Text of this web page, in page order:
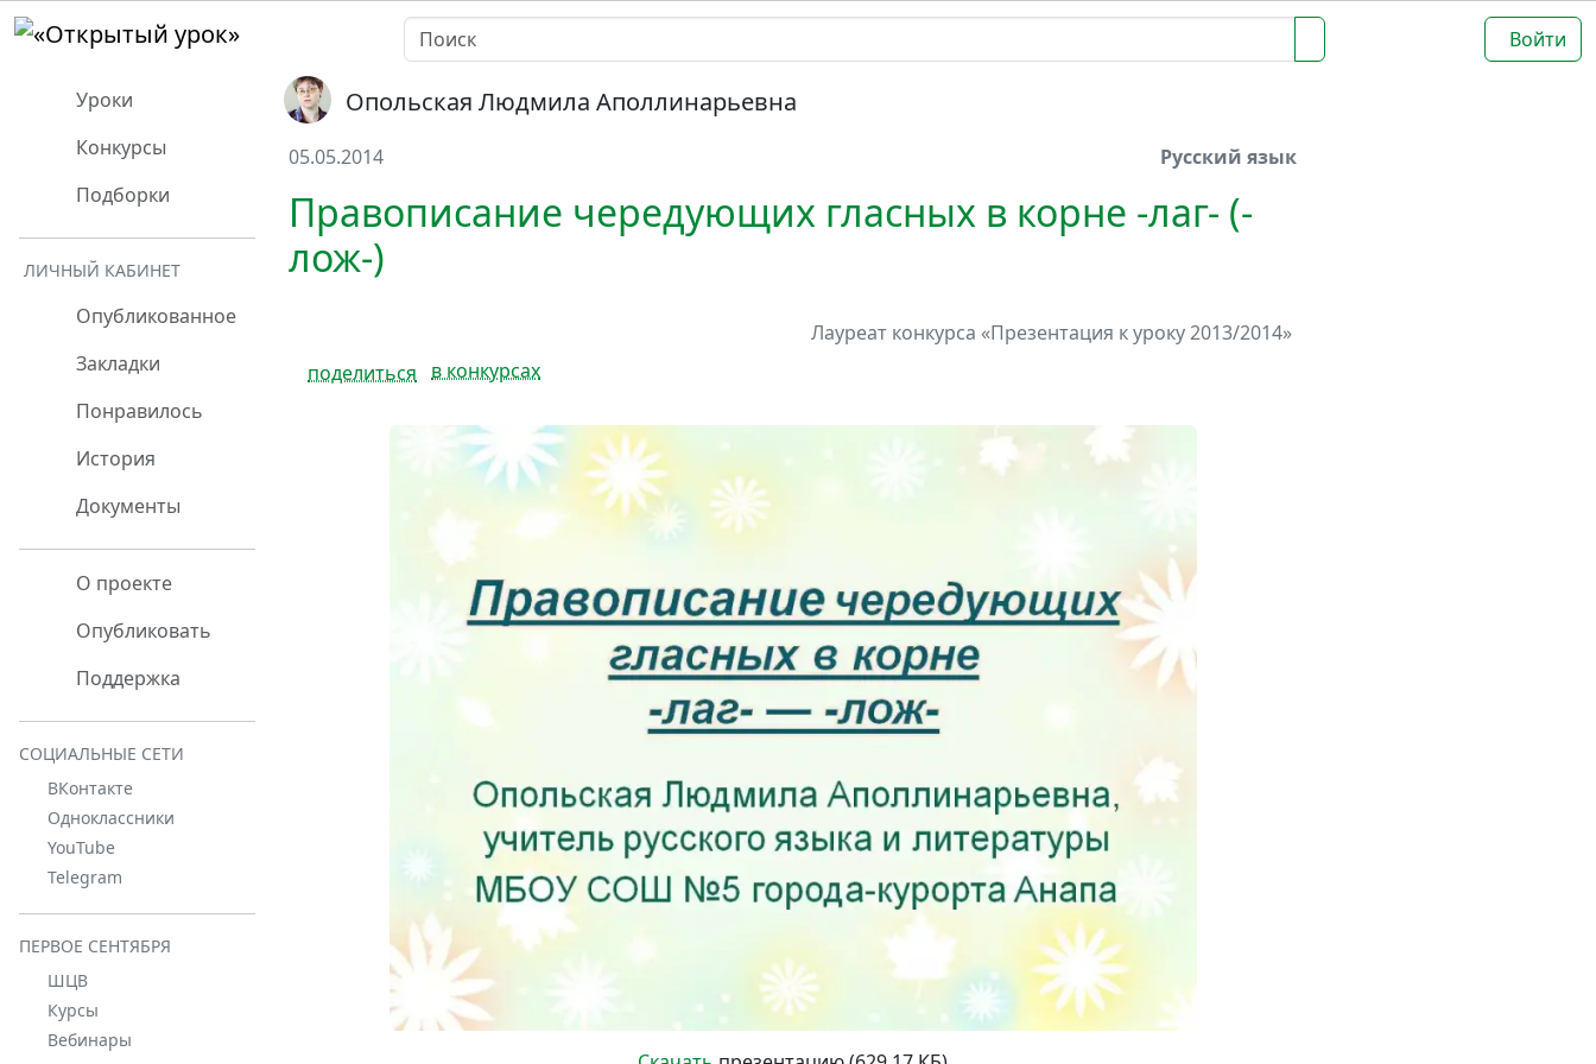
Войти
Уроки
Конкурсы
Подборки
ЛИЧНЫЙ КАБИНЕТ
Опубликованное
Закладки
Понравилось
История
Документы
О проекте
Опубликовать
Поддержка
СОЦИАЛЬНЫЕ СЕТИ
ВКонтакте
Одноклассники
YouTube
Telegram
ПЕРВОЕ СЕНТЯБРЯ
ШЦВ
Курсы
Вебинары
Опольская Людмила Аполлинарьевна
05.05.2014 Русский язык
Правописание чередующих гласных в корне -лаг- (-
лож-)
Лауреат конкурса «Презентация к уроку 2013/2014»
поделиться
в конкурсах